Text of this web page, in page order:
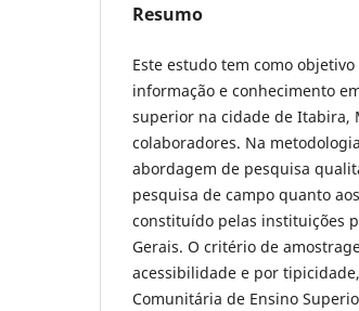
Resumo
Este estudo tem como
informação e conhecimento
superior na cidade de Itabira,
colaboradores. Na
abordagem de pesquisa
pesquisa de campo quanto
constituído pelas instituições
Gerais. O critério de
acessibilidade e por
Comunitária de Ensino